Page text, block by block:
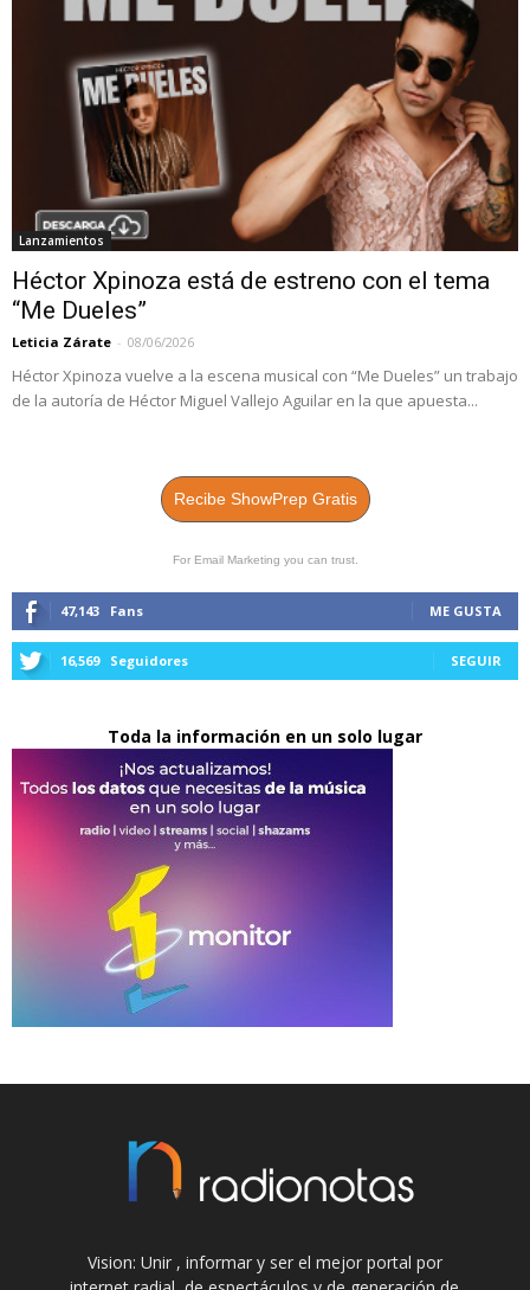
Lanzamientos
Héctor Xpinoza está de estreno con el tema
“Me Dueles”
Leticia Zárate - 08/06/2026
Héctor Xpinoza vuelve a la escena musical con “Me Dueles” un trabajo
de la autoría de Héctor Miguel Vallejo Aguilar en la que apuesta...
Recibe ShowPrep Gratis
For Email Marketing you can trust.
47,143 Fans ME GUSTA
16,569 Seguidores SEGUIR
Toda la información en un solo lugar
Vision: Unir , informar y ser el mejor portal por